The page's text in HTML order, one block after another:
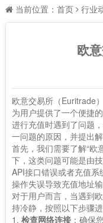
当前位置： 首页 行业
欧
欧意交易所（Euritrade
为用户提供了一个便捷
进行充值时遇到了问题
一问题的原因，并提出
首先，我们需要了解“欧
下，这类问题可能是由
API接口错误或者充值
操作失误导致充值地址
对于用户而言，当遇到
持冷静，按照以下步骤
1. 检查网络连接：确保